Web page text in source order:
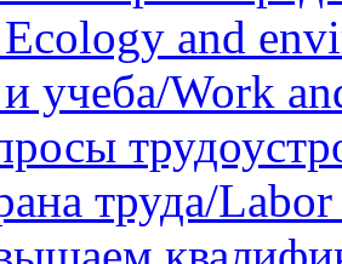
and
учеба/Work
труда/Labor